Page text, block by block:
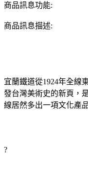
商品訊息功能:
商品訊息描述:
宜蘭鐵道從1924年全線
發台灣美術史的新頁，
線居然多出一項文化產
?